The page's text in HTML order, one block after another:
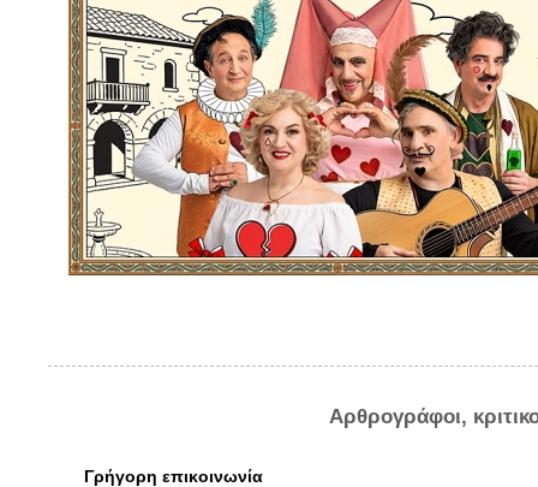
Αρθρογράφοι,
Γρήγορη επικοινωνία